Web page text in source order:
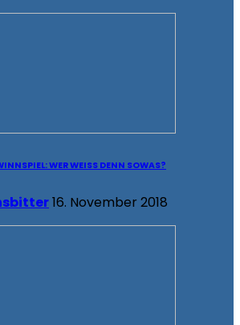
WER WEISS DENN SOWAS?
16. November 2018